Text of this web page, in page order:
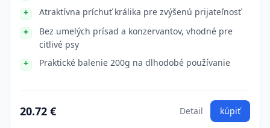
Atraktívna príchuť králika pre zvýšenú prijateľnosť
Bez umelých prísad a konzervantov, vhodné pre
citlivé psy
Praktické balenie 200g na dlhodobé používanie
20.72 € Detail kúpiť